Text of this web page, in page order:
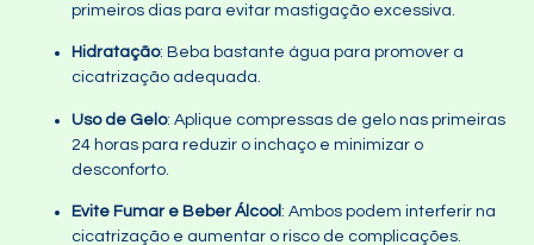
primeiros dias para evitar mastigação excessiva.
Hidratação: Beba bastante água para promover a
cicatrização adequada.
Uso de Gelo: Aplique compressas de gelo nas primeiras
24 horas para reduzir o inchaço e minimizar o
desconforto.
Evite Fumar e Beber Álcool: Ambos podem interferir na
cicatrização e aumentar o risco de complicações.